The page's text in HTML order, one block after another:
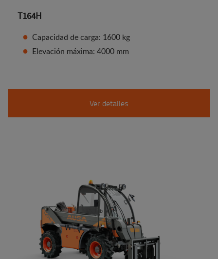
T164H
Capacidad de carga: 1600 kg
Elevación máxima: 4000 mm
Ver detalles